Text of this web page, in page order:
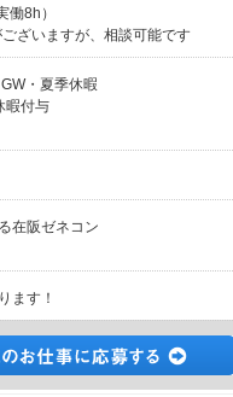
8h）
ざいますが、相談可能です
・夏季休暇
暇付与
在阪ゼネコン
ます！